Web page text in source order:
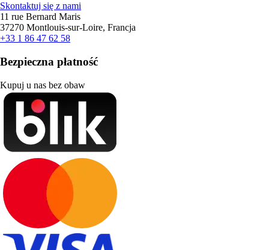
Skontaktuj się z nami
11 rue Bernard Maris
37270 Montlouis-sur-Loire, Francja
+33 1 86 47 62 58
Bezpieczna płatność
Kupuj u nas bez obaw